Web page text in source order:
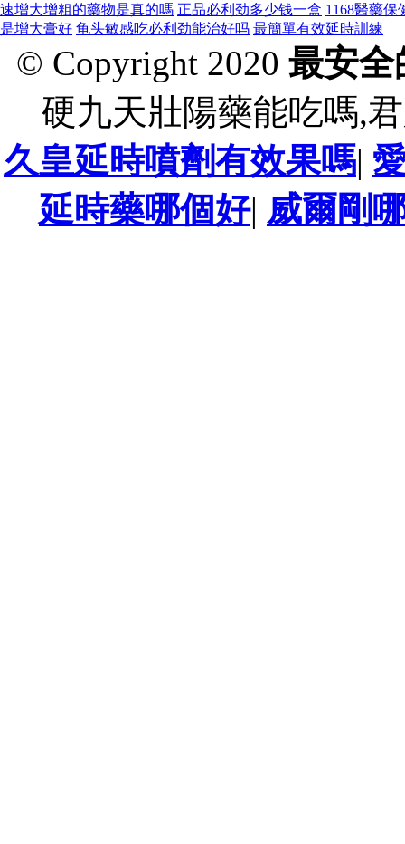
速增大增粗的藥物是真的嗎 正品必利劲多少钱一盒 1168醫藥保
是增大膏好 龟头敏感吃必利劲能治好吗 最簡單有效延時訓練
© Copyright 2020 最安全
硬九天壯陽藥能吃嗎,
久皇延時噴劑有效果嗎|
延時藥哪個好| 威爾剛